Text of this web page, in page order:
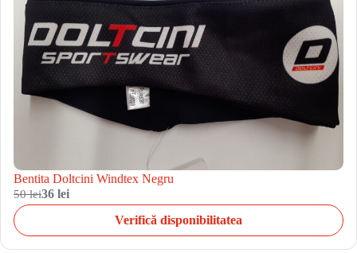
Bentita Doltcini Windtex Negru
50 lei36 lei
Verifică disponibilitatea